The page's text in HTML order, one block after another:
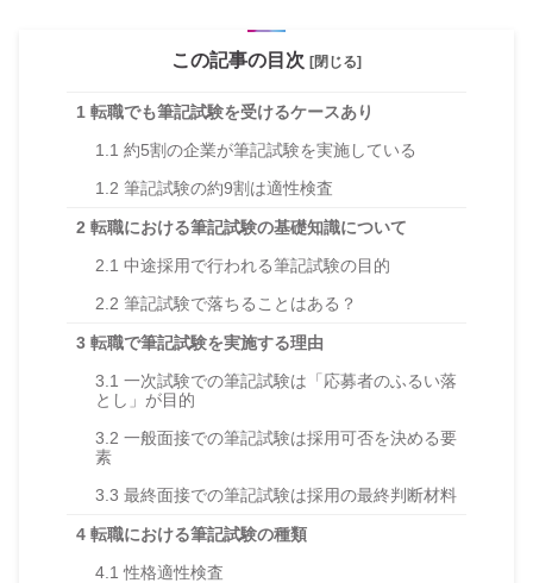
この記事の目次 [閉じる]
1 転職でも筆記試験を受けるケースあり
1.1 約5割の企業が筆記試験を実施している
1.2 筆記試験の約9割は適性検査
2 転職における筆記試験の基礎知識について
2.1 中途採用で行われる筆記試験の目的
2.2 筆記試験で落ちることはある？
3 転職で筆記試験を実施する理由
3.1 一次試験での筆記試験は「応募者のふるい落
とし」が目的
3.2 一般面接での筆記試験は採用可否を決める要
素
3.3 最終面接での筆記試験は採用の最終判断材料
4 転職における筆記試験の種類
4.1 性格適性検査